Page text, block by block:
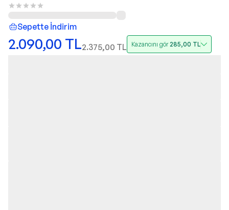
Sepette İndirim
2.090,00 TL2.375,00 TL Kazancını gör285,00 TL